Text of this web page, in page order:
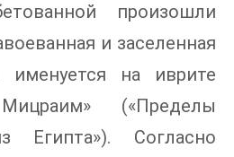
произошли
и заселенная
именуется на иврите
(«Пределы
Египта»). Согласно